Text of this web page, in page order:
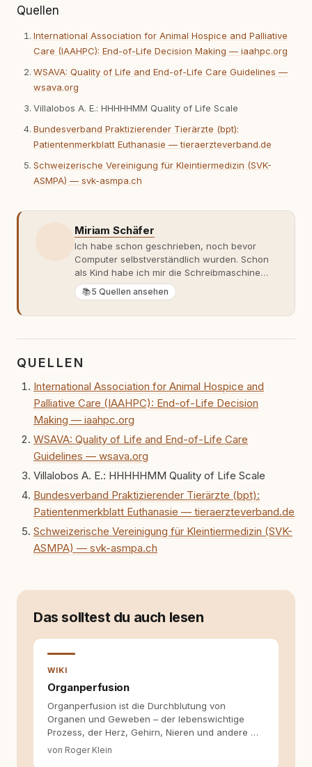
Quellen
International Association for Animal Hospice and Palliative
Care (IAAHPC): End-of-Life Decision Making — iaahpc.org
WSAVA: Quality of Life and End-of-Life Care Guidelines —
wsava.org
Villalobos A. E.: HHHHHMM Quality of Life Scale
Bundesverband Praktizierender Tierärzte (bpt):
Patientenmerkblatt Euthanasie — tieraerzteverband.de
Schweizerische Vereinigung für Kleintiermedizin (SVK-
ASMPA) — svk-asmpa.ch
Miriam Schäfer
Ich habe schon geschrieben, noch bevor
Computer selbstverständlich wurden. Schon
als Kind habe ich mir die Schreibmaschine
meiner Eltern geschnappt und drauflos
getippt: Geschichten, Beobachtungen,
Zeit war ich eher skeptisch, geprägt von
es mich überrascht, als ich - dank Roger -
bewusst gute Hundehaltung funktionieren
kann. Dieser Perspektivwechsel begleitet
meine Arbeit bis heute. Bei rundum.dog bin ich
beteiligt, an denen aus Ideen fertige Beiträge
werden. Ich recherchiere Themen, plane
Inhalte, schreibe Artikel, begleite Gastbeiträge
redaktionell, veröffentliche Texte und betreue
die Social-Media-Kanäle. Mein Blick richtet
sich dabei immer auf das grosse Ganze:
Fragen stehen dahinter? Und wie lassen sich
Inhalte so aufbereiten, dass sie verständlich,
allein nicht ausreichen. Gute Entscheidungen
Selbstreflexion und Bereitschaft zum
📚5 Quellen ansehen
QUELLEN
International Association for Animal Hospice and
Palliative Care (IAAHPC): End-of-Life Decision
Making — iaahpc.org
WSAVA: Quality of Life and End-of-Life Care
Guidelines — wsava.org
Villalobos A. E.: HHHHHMM Quality of Life Scale
Bundesverband Praktizierender Tierärzte (bpt):
Patientenmerkblatt Euthanasie — tieraerzteverband.de
Schweizerische Vereinigung für Kleintiermedizin (SVK-
ASMPA) — svk-asmpa.ch
Das solltest du auch lesen
WIKI
Organperfusion
Organperfusion ist die Durchblutung von
Organen und Geweben – der lebenswichtige
Prozess, der Herz, Gehirn, Nieren und andere …
von Roger Klein